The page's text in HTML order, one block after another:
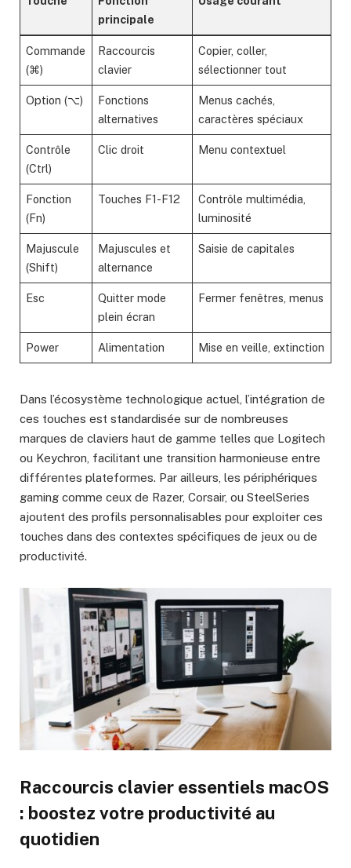
principale
Commande
(⌘)
Raccourcis
clavier
Copier, coller,
sélectionner tout
Option (⌥)
Fonctions
alternatives
Menus cachés,
caractères spéciaux
Contrôle
(Ctrl)
Clic droit Menu contextuel
Fonction
(Fn)
Touches F1-F12
Contrôle multimédia,
luminosité
Majuscule
(Shift)
Majuscules et
alternance
Saisie de capitales
Esc
Quitter mode
plein écran
Fermer fenêtres, menus
Power Alimentation Mise en veille, extinction
Dans l’écosystème technologique actuel, l’intégration de
ces touches est standardisée sur de nombreuses
marques de claviers haut de gamme telles que Logitech
ou Keychron, facilitant une transition harmonieuse entre
différentes plateformes. Par ailleurs, les périphériques
gaming comme ceux de Razer, Corsair, ou SteelSeries
ajoutent des profils personnalisables pour exploiter ces
touches dans des contextes spécifiques de jeux ou de
productivité.
Raccourcis clavier essentiels macOS
: boostez votre productivité au
quotidien